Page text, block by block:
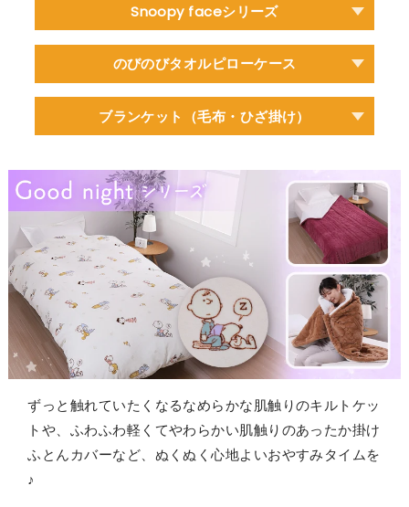
Snoopy faceシリーズ
のびのびタオルピローケース
ブランケット（毛布・ひざ掛け）
ずっと触れていたくなるなめらかな肌触りのキルトケッ
トや、ふわふわ軽くてやわらかい肌触りのあったか掛け
ふとんカバーなど、ぬくぬく心地よいおやすみタイムを
♪